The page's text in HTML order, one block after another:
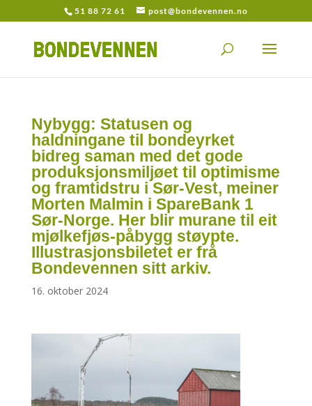
51 88 72 61 post@bondevennen.no
Nybygg: Statusen og
haldningane til bondeyrket
bidreg saman med det gode
produksjonsmiljøet til optimisme
og framtidstru i Sør-Vest, meiner
Morten Malmin i SpareBank 1
Sør-Norge. Her blir murane til eit
mjølkefjøs-påbygg støypte.
Illustrasjonsbiletet er frå
Bondevennen sitt arkiv.
16. oktober 2024